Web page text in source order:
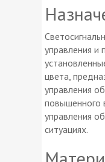
управления и
цвета,
управления
повышенного
управления
ситуациях.